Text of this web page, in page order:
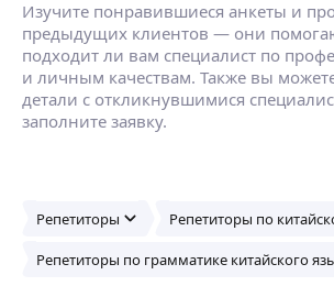
Изучите понравившиеся анкеты и
предыдущих клиентов — они
подходит ли вам специалист по
и личным качествам. Также вы
детали с откликнувшимися
заполните заявку.
Репетиторы Репетиторы по
Репетиторы по грамматике китайского